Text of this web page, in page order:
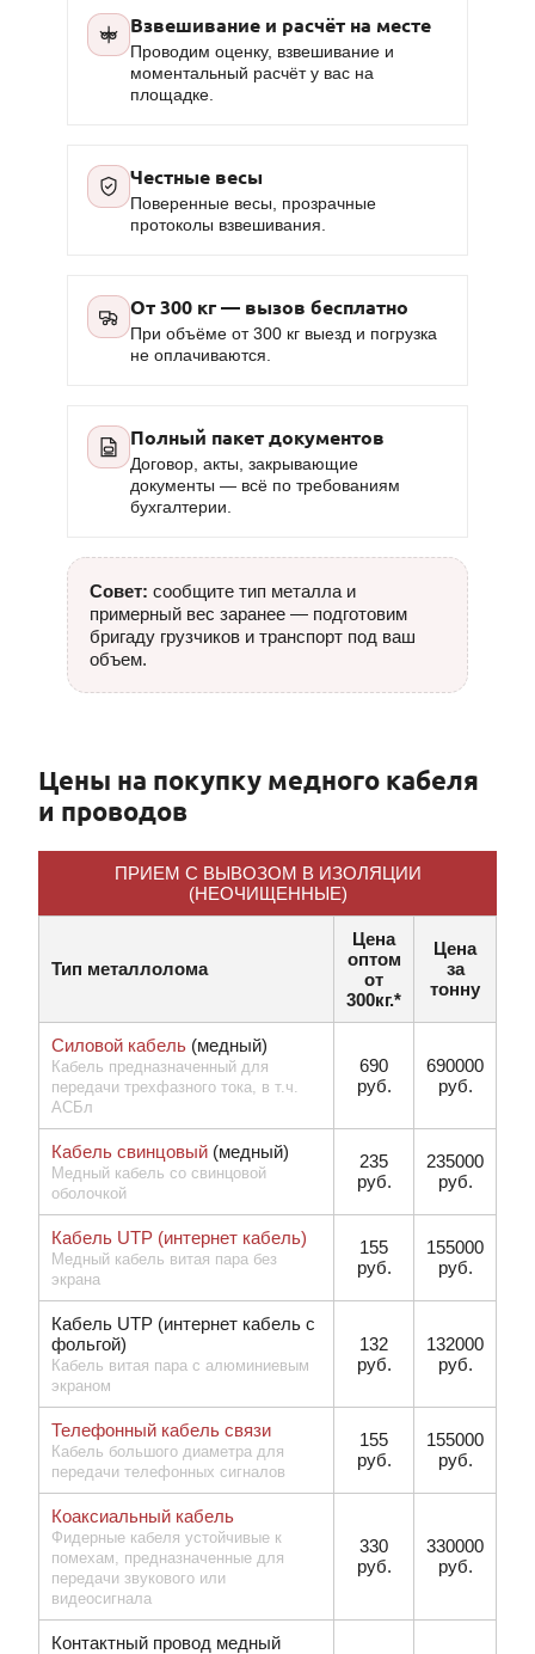
Взвешивание и расчёт на месте
Проводим оценку, взвешивание и
моментальный расчёт у вас на
площадке.
Честные весы
Поверенные весы, прозрачные
протоколы взвешивания.
От 300 кг — вызов бесплатно
При объёме от 300 кг выезд и погрузка
не оплачиваются.
Полный пакет документов
Договор, акты, закрывающие
документы — всё по требованиям
бухгалтерии.
Совет: сообщите тип металла и
примерный вес заранее — подготовим
бригаду грузчиков и транспорт под ваш
объем.
Цены на покупку медного кабеля
и проводов
ПРИЕМ С ВЫВОЗОМ В ИЗОЛЯЦИИ
(НЕОЧИЩЕННЫЕ)
Тип металлолома
Цена
оптом
от
300кг.*
Цена
за
тонну
Силовой кабель (медный)
Кабель предназначенный для
передачи трехфазного тока, в т.ч.
АСБл
690
руб.
690000
руб.
Кабель свинцовый (медный)
Медный кабель со свинцовой
оболочкой
235
руб.
235000
руб.
Кабель UTP (интернет кабель)
Медный кабель витая пара без
экрана
155
руб.
155000
руб.
Кабель UTP (интернет кабель с
фольгой)
Кабель витая пара с алюминиевым
экраном
132
руб.
132000
руб.
Телефонный кабель связи
Кабель большого диаметра для
передачи телефонных сигналов
155
руб.
155000
руб.
Коаксиальный кабель
Фидерные кабеля устойчивые к
помехам, предназначенные для
передачи звукового или
видеосигнала
330
руб.
330000
руб.
Контактный провод медный